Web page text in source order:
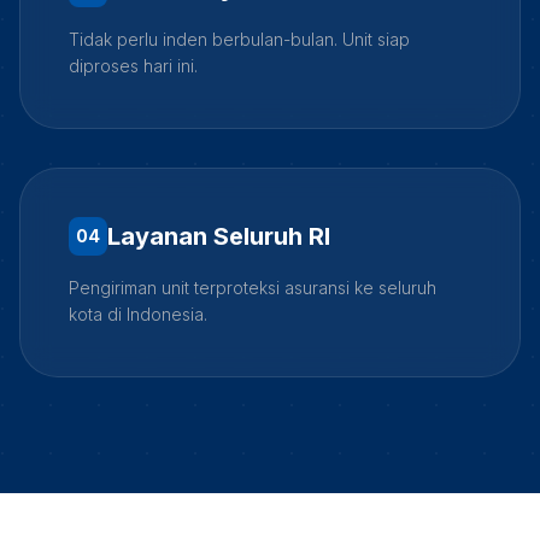
Tidak perlu inden berbulan-bulan. Unit siap
diproses hari ini.
04 Layanan Seluruh RI
Pengiriman unit terproteksi asuransi ke seluruh
kota di Indonesia.